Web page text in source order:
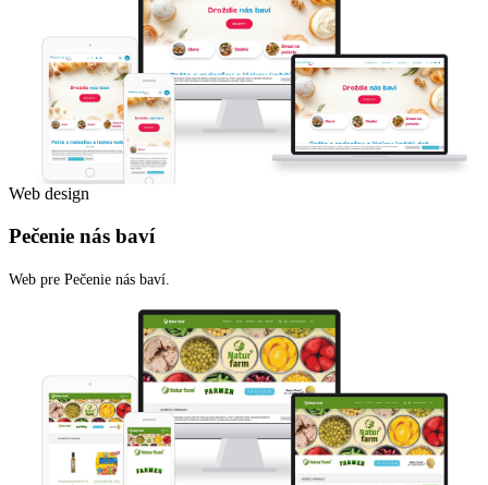
Web design
Pečenie nás baví
Web pre Pečenie nás baví.